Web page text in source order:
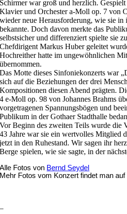
Schirmer war groß und herzlich.
Klavier und Orchester a-Moll op. 7 von
wieder neue Herausforderung, wie sie in
bekannte. Doch davon merkte das
selbstsicher und differenziert spielte sie
Chefdirigent Markus Huber geleitet
Hochreither hatte im ungewöhnlichen
übernommen.
Das Motte dieses Sinfoniekonzerts war
sich auf die Beziehungen der drei
Kompositionen diesen Abend prägten.
4 e-Moll op. 98 von Johannes Brahms
vorgetragenen Spannungsbögen und
Publikum in der Gothaer Stadthalle
Vor Beginn des zweiten Teils wurde die
43 Jahre war sie ein wertvolles Mitglied
jetzt in den Ruhestand. Wir sagen ihr
Berge spielen, wie sie sagte, in der
Alle Fotos von Bernd Seydel
Mehr Fotos vom Konzert findet man auf
–